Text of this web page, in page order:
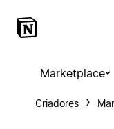
Marketplace
Criadores